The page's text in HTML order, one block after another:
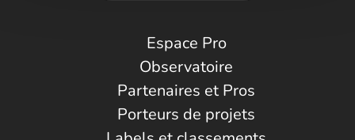
Espace Pro
Observatoire
Partenaires et Pros
Porteurs de projets